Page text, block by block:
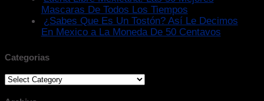
Mascaras De Todos Los Tiempos
¿Sabes Que Es Un Tostón? Así Le Decimos
En Mexico a La Moneda De 50 Centavos
Categorias
Categorias